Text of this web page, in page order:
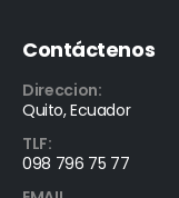
Contáctenos
Direccion:
Quito, Ecuador
TLF:
098 796 75 77